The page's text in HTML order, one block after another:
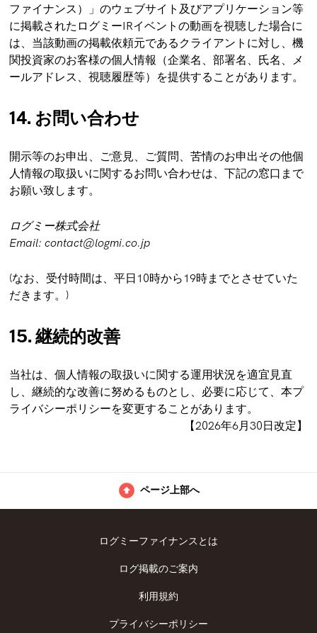
ファイナンス）」のウェブサイト及びアプリケーション等
に掲載されたログミーIRイベントの動画を視聴した場合に
は、当該動画の掲載依頼元であるクライアントに対し、機
関投資家のお客様の個人情報（企業名、部署名、氏名、メ
ールアドレス、視聴履歴等）を提供することがあります。
14. お問い合わせ
開示等のお申出、ご意見、ご質問、苦情のお申出その他個
人情報の取扱いに関するお問い合わせは、下記の窓口まで
お願い致します。
ログミー株式会社
Email: contact@logmi.co.jp
(なお、受付時間は、平日10時から19時までとさせていた
だきます。)
15. 継続的改善
当社は、個人情報の取扱いに関する運用状況を適宜見直
し、継続的な改善に努めるものとし、必要に応じて、本プ
ライバシーポリシーを変更することがあります。
【2026年6月30日改定】
ページ上部へ
ログミーファイナンスとは
ログ掲載のご案内
利用規約
プライバシーポリシー